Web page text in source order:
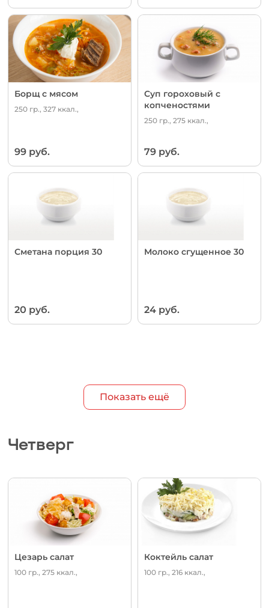
Борщ с мясом
250 гр., 327 ккал.,
99 руб.
Суп гороховый с
копченостями
250 гр., 275 ккал.,
79 руб.
Сметана порция 30
20 руб.
Молоко сгущенное 30
24 руб.
Показать ещё
Четверг
Цезарь салат
100 гр., 275 ккал.,
Коктейль салат
100 гр., 216 ккал.,